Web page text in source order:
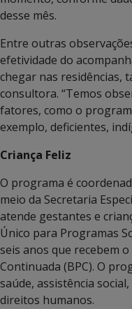
desse mês.
Entre outras
efetividade do
chegar nas residências,
consultora. “Temos
fatores, como o
exemplo, deficientes,
Criança Feliz
O programa é
meio da Secretaria
atende gestantes e
Único para Programas
seis anos que recebem
Continuada (BPC). O
saúde, assistência
direitos humanos.